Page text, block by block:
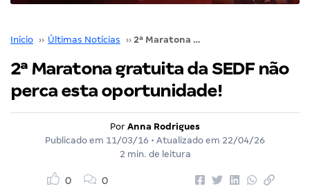
Início ›› Últimas Notícias ›› 2ª Maratona gratuita da SEDF não perca esta oportunidade!
2ª Maratona gratuita da SEDF não
perca esta oportunidade!
Por Anna Rodrigues
Publicado em 11/03/16 • Atualizado em 22/04/26
2 min. de leitura
0 0